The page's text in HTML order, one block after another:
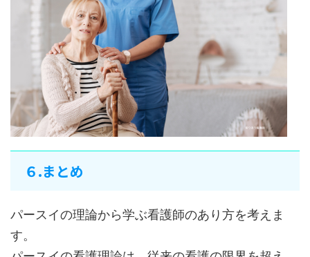
６.まとめ
パースイの理論から学ぶ看護師のあり方を考えま
す。